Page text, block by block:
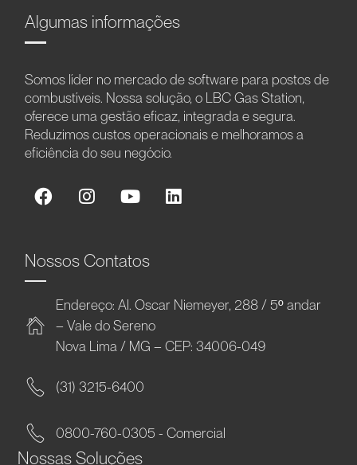
Algumas informações
Somos líder no mercado de software para postos de
combustíveis. Nossa solução, o LBC Gas Station,
oferece uma gestão eficaz, integrada e segura.
Reduzimos custos operacionais e melhoramos a
eficiência do seu negócio.
Nossos Contatos
Endereço: Al. Oscar Niemeyer, 288 / 5º andar
– Vale do Sereno
Nova Lima / MG – CEP: 34006-049
(31) 3215-6400
0800-760-0305 - Comercial
Nossas Soluções